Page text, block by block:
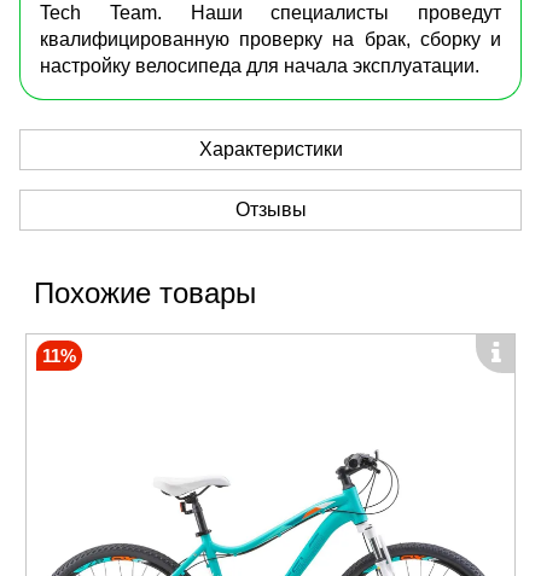
Tech Team. Наши специалисты проведут
квалифицированную проверку на брак, сборку и
настройку велосипеда для начала эксплуатации.
Характеристики
Отзывы
Похожие товары
11%